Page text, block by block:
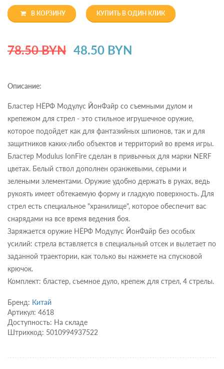
В КОРЗИНУ КУПИТЬ В ОДИН КЛИК
78.50 BYN 48.50 BYN
Описание:
Бластер НЁРФ Модулус ЙонФайр со съемными дулом и
крепежом для стрел - это стильное игрушечное оружие,
которое подойдет как для фантазийных шпионов, так и для
защитников каких-либо объектов и территорий во время игры.
Бластер Modulus IonFire сделан в привычных для марки NERF
цветах. Белый ствол дополнен оранжевыми, серыми и
зелеными элементами. Оружие удобно держать в руках, ведь
рукоять имеет обтекаемую форму и гладкую поверхность. Для
стрел есть специальное "хранилище", которое обеспечит вас
снарядами на все время ведения боя.
Заряжается оружие НЁРФ Модулус ЙонФайр без особых
усилий: стрела вставляется в специальный отсек и вылетает по
заданной траектории, как только вы нажмете на спусковой
крючок.
Комплект: бластер, съемное дуло, крепеж для стрел, 4 стрелы.
Бренд: Китай
Артикул: 4618
Доступность: На складе
Штрихкод: 5010994937522